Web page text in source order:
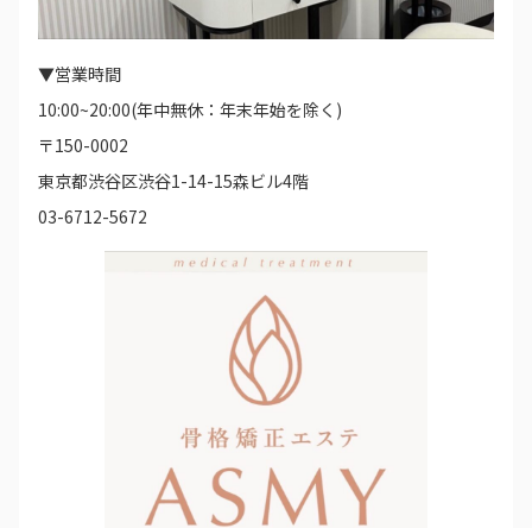
▼営業時間
10:00~20:00(年中無休：年末年始を除く)
〒150-0002
東京都渋谷区渋谷1-14-15森ビル4階
03-6712-5672